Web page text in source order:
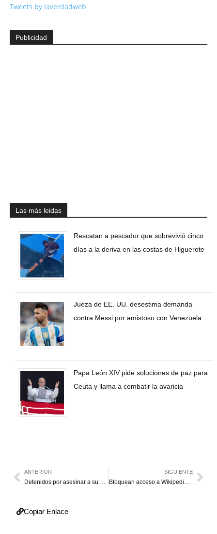
Tweets by laverdadweb
Publicidad
Las más leidas
Rescatan a pescador que sobrevivió cinco
días a la deriva en las costas de Higuerote
Jueza de EE. UU. desestima demanda
contra Messi por amistoso con Venezuela
Papa León XIV pide soluciones de paz para
Ceuta y llama a combatir la avaricia
ANTERIOR SIGUIENTE
Copiar Enlace